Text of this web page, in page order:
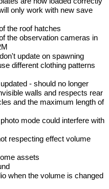
only work with new save
the roof hatches
the observation cameras in
update on spawning
different clothing patterns
- should no longer
walls and respects rear
and the maximum length of
mode could interfere with
respecting effect volume
assets
when the volume is changed